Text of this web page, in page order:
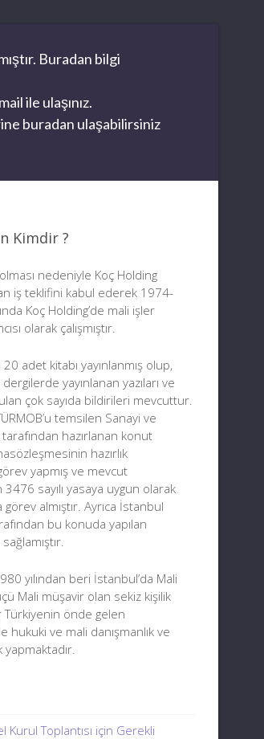
Buradan bilgi
ile ulaşınız.
buradan ulaşabilirsiniz
Kimdir ?
nedeniyle Koç Holding
iş teklifini kabul ederek 1974-
Koç Holding’de mali işler
olarak çalışmıştır.
adet kitabı yayınlanmış olup,
yayınlanan yazıları ve
çok sayıda bildirileri mevcuttur.
temsilen Sanayi ve
tarafından hazırlanan konut
hazırlık
yapmış ve mevcut
sayılı yasaya uygun olarak
görev almıştır. Ayrıca İstanbul
bu konuda yapılan
yılından beri İstanbul’da Mali
Mali müşavir olan sekiz kişilik
önde gelen
hukuki ve mali danışmanlık ve
yapmaktadır.
Kurul Toplantısı için Gerekli